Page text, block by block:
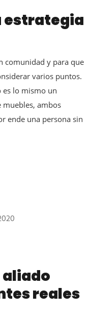
estrategia
comunidad y para que
varios puntos.
es lo mismo un
muebles, ambos
ende una persona sin
aliado
reales